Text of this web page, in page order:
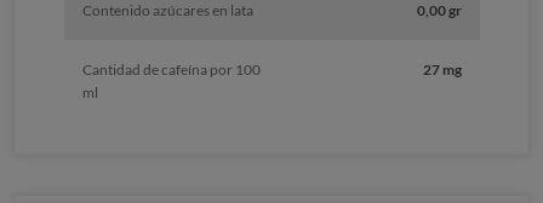
Contenido azúcares en lata 0,00 gr
Cantidad de cafeína por 100
ml
27 mg